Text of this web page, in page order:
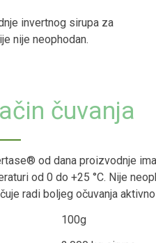
invertnog sirupa za
nije neophodan.
čuvanja
od dana proizvodnje
od 0 do +25 °C. Nije
radi boljeg očuvanja
100g